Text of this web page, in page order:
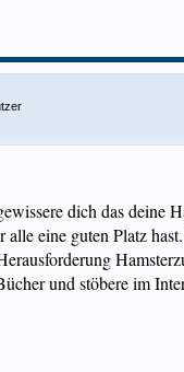
dich das deine
alle eine guten Platz
und stöbere im